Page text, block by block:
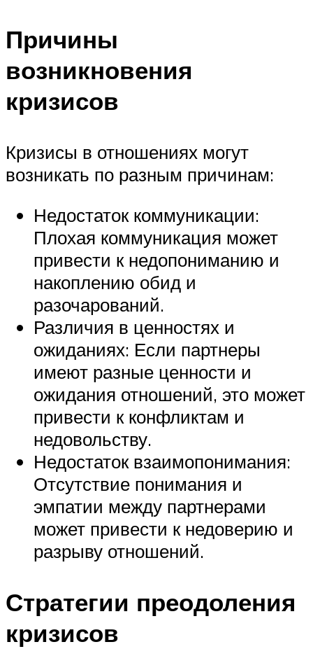
Причины
возникновения
кризисов
Кризисы в отношениях могут
возникать по разным причинам:
Недостаток коммуникации:
Плохая коммуникация может
привести к недопониманию и
накоплению обид и
разочарований.
Различия в ценностях и
ожиданиях: Если партнеры
имеют разные ценности и
ожидания отношений, это может
привести к конфликтам и
недовольству.
Недостаток взаимопонимания:
Отсутствие понимания и
эмпатии между партнерами
может привести к недоверию и
разрыву отношений.
Стратегии преодоления
кризисов